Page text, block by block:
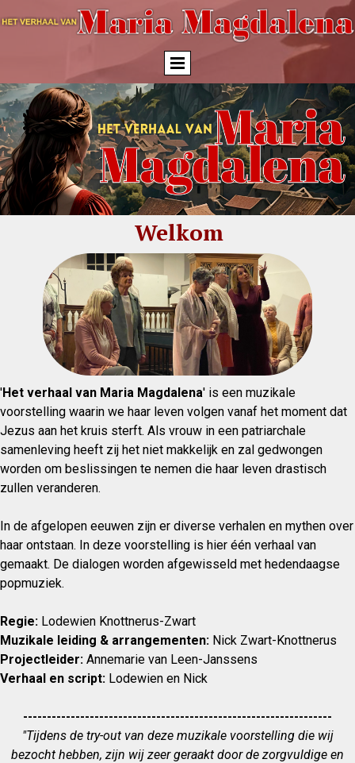
Welkom
'Het verhaal van Maria Magdalena' is een muzikale
voorstelling waarin we haar leven volgen vanaf het moment dat
Jezus aan het kruis sterft. Als vrouw in een patriarchale
samenleving heeft zij het niet makkelijk en zal gedwongen
worden om beslissingen te nemen die haar leven drastisch
zullen veranderen.
In de afgelopen eeuwen zijn er diverse verhalen en mythen over
haar ontstaan. In deze voorstelling is hier één verhaal van
gemaakt. De dialogen worden afgewisseld met hedendaagse
popmuziek.
Regie: Lodewien Knottnerus-Zwart
Muzikale leiding & arrangementen: Nick Zwart-Knottnerus
Projectleider: Annemarie van Leen-Janssens
Verhaal en script: Lodewien en Nick
-----------------------------------------------------------------
"Tijdens de try-out van deze muzikale voorstelling die wij
bezocht hebben, zijn wij zeer geraakt door de zorgvuldige en